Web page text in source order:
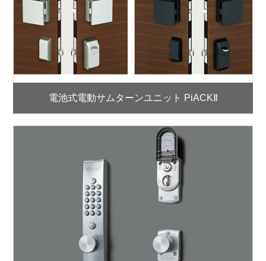
電池式電動サムターンユニット PiACKⅡ